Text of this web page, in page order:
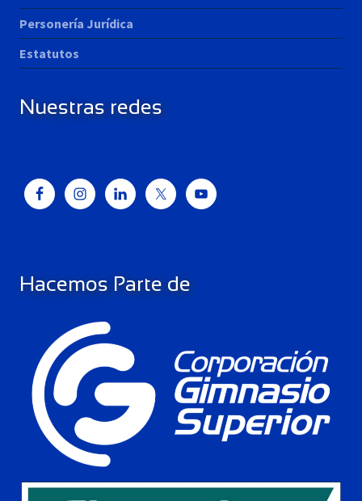
Personería Jurídica
Estatutos
Nuestras redes
Hacemos Parte de